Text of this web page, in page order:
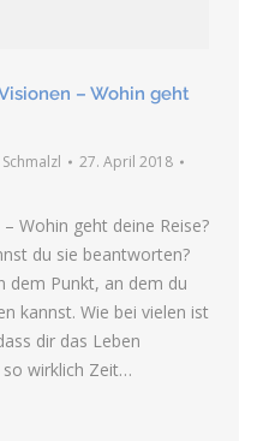
– Wohin geht
27. April 2018
Wohin geht deine Reise?
du sie beantworten?
dem Punkt, an dem du
kannst. Wie bei vielen ist
dir das Leben
wirklich Zeit…